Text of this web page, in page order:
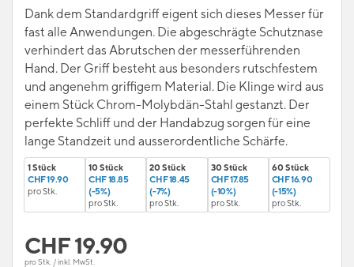
Dank dem Standardgriff eigent sich dieses Messer für
fast alle Anwendungen. Die abgeschrägte Schutznase
verhindert das Abrutschen der messerführenden
Hand. Der Griff besteht aus besonders rutschfestem
und angenehm griffigem Material. Die Klinge wird aus
einem Stück Chrom-Molybdän-Stahl gestanzt. Der
perfekte Schliff und der Handabzug sorgen für eine
lange Standzeit und ausserordentliche Schärfe.
1 Stück
CHF 19.90
pro Stk.
10 Stück
CHF 18.85
(-5%)
pro Stk.
20 Stück
CHF 18.45
(-7%)
pro Stk.
30 Stück
CHF 17.85
(-10%)
pro Stk.
60 Stück
CHF 16.90
(-15%)
pro Stk.
CHF19.90
pro Stk. / inkl. MwSt.